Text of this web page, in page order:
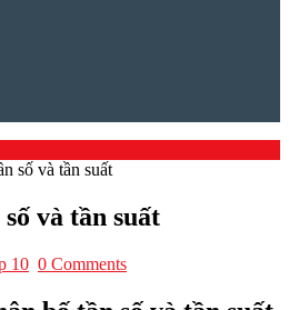
số và tần suất
và tần suất
10 0 Comments